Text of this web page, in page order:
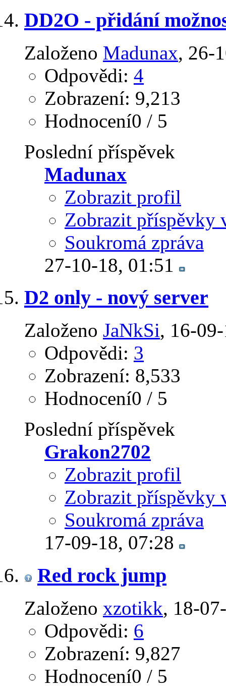
DD2O - přidání
Založeno Madunax‎, 26-
Odpovědi: 4
Zobrazení: 9,213
Hodnocení0 / 5
Poslední příspěvek
Madunax
Zobrazit profil
Zobrazit příspěvky
Soukromá zpráva
27-10-18, 01:51
D2 only - nový server
Založeno JaNkSi‎, 16-
Odpovědi: 3
Zobrazení: 8,533
Hodnocení0 / 5
Poslední příspěvek
Grakon2702
Zobrazit profil
Zobrazit příspěvky
Soukromá zpráva
17-09-18, 07:28
Red rock jump
Založeno xzotikk‎, 18-
Odpovědi: 6
Zobrazení: 9,827
Hodnocení0 / 5